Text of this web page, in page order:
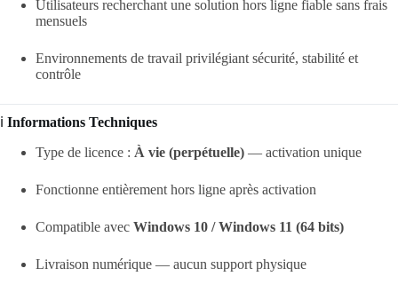
Utilisateurs recherchant une solution hors ligne fiable sans frais
mensuels
Environnements de travail privilégiant sécurité, stabilité et
contrôle
ℹ️ Informations Techniques
Type de licence : À vie (perpétuelle) — activation unique
Fonctionne entièrement hors ligne après activation
Compatible avec Windows 10 / Windows 11 (64 bits)
Livraison numérique — aucun support physique